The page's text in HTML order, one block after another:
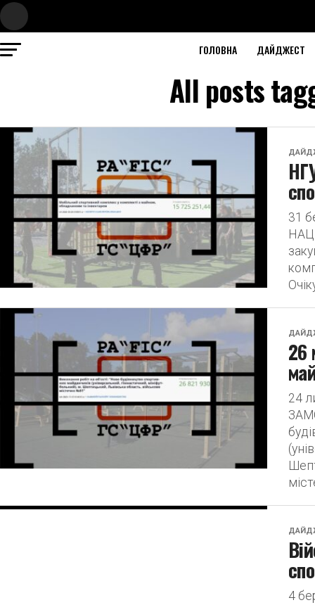
ГОЛОВНА ДАЙДЖЕСТ
All posts
31
26
24
4